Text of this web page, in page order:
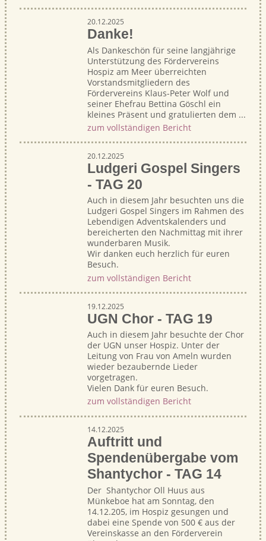
20.12.2025
Danke!
Als Dankeschön für seine langjährige
Unterstützung des Fördervereins
Hospiz am Meer überreichten
Vorstandsmitgliedern des
Fördervereins Klaus-Peter Wolf und
seiner Ehefrau Bettina Göschl ein
kleines Präsent und gratulierten dem ...
zum vollständigen Bericht
20.12.2025
Ludgeri Gospel Singers
- TAG 20
Auch in diesem Jahr besuchten uns die
Ludgeri Gospel Singers im Rahmen des
Lebendigen Adventskalenders und
bereicherten den Nachmittag mit ihrer
wunderbaren Musik.
Wir danken euch herzlich für euren
Besuch.
zum vollständigen Bericht
19.12.2025
UGN Chor - TAG 19
Auch in diesem Jahr besuchte der Chor
der UGN unser Hospiz. Unter der
Leitung von Frau von Ameln wurden
wieder bezaubernde Lieder
vorgetragen.
Vielen Dank für euren Besuch.
zum vollständigen Bericht
14.12.2025
Auftritt und
Spendenübergabe vom
Shantychor - TAG 14
Der Shantychor Oll Huus aus
Münkeboe hat am Sonntag, den
14.12.205, im Hospiz gesungen und
dabei eine Spende von 500 € aus der
Vereinskasse an den Förderverein